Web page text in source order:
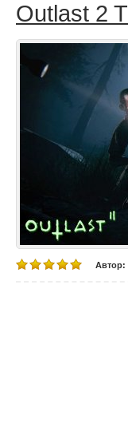
Outlast 2
Автор: